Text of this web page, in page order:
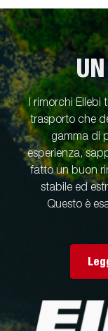
I rimorchi Ellebi
trasporto che
gamma di
esperienza,
fatto un buon
stabile ed
Questo è